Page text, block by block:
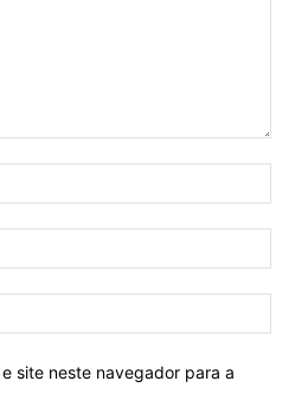
site neste navegador para a